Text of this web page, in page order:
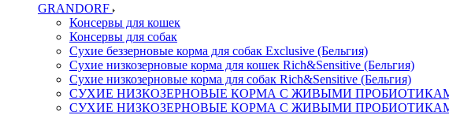
GRANDORF
Консервы для кошек
Консервы для собак
Сухие беззерновые корма для собак Exclusive (Бельгия)
Сухие низкозерновые корма для кошек Rich&Sensitive (Бельгия)
Сухие низкозерновые корма для собак Rich&Sensitive (Бельгия)
СУХИЕ НИЗКОЗЕРНОВЫЕ КОРМА С ЖИВЫМИ ПРОБИОТИКАМИ
СУХИЕ НИЗКОЗЕРНОВЫЕ КОРМА С ЖИВЫМИ ПРОБИОТИКАМИ